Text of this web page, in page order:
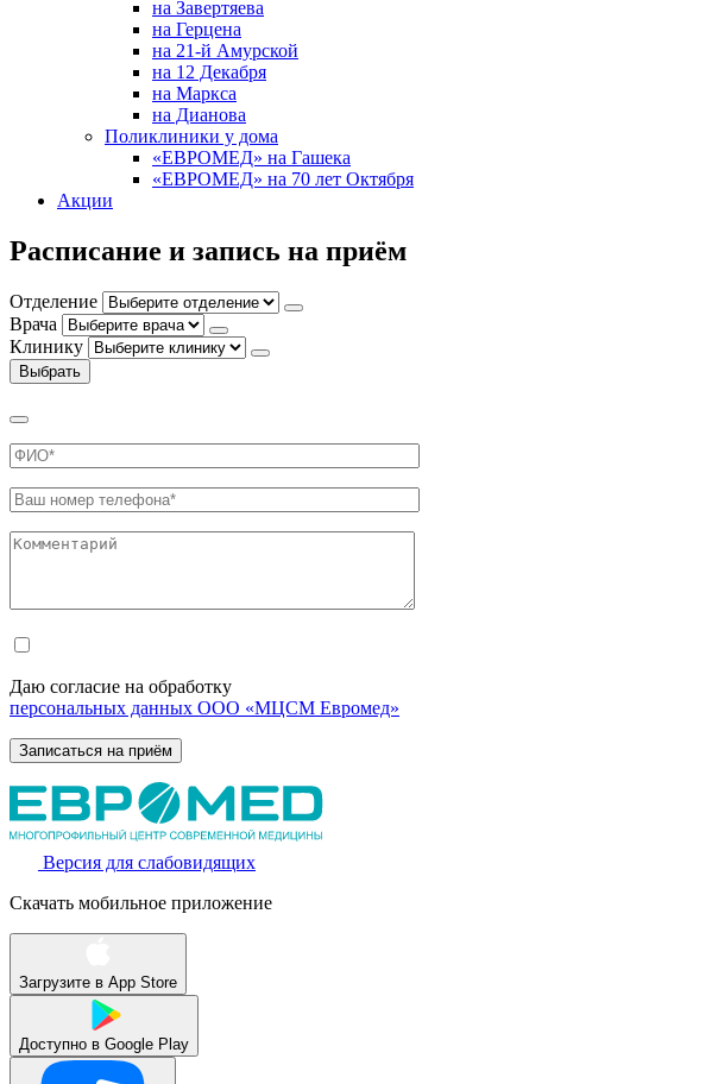
на Завертяева
на Герцена
на 21-й Амурской
на 12 Декабря
на Маркса
на Дианова
Поликлиники у дома
«ЕВРОМЕД» на Гашека
«ЕВРОМЕД» на 70 лет Октября
Акции
Расписание и запись на приём
Отделение
Врача
Клинику
Выбрать
Даю согласие на обработку
персональных данных ООО «МЦСМ Евромед»
Версия для слабовидящих
Скачать мобильное приложение
Загрузите в App Store
Доступно в Google Play